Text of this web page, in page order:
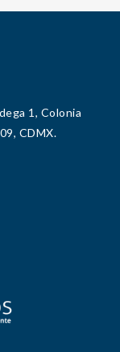
1, Colonia
CDMX.